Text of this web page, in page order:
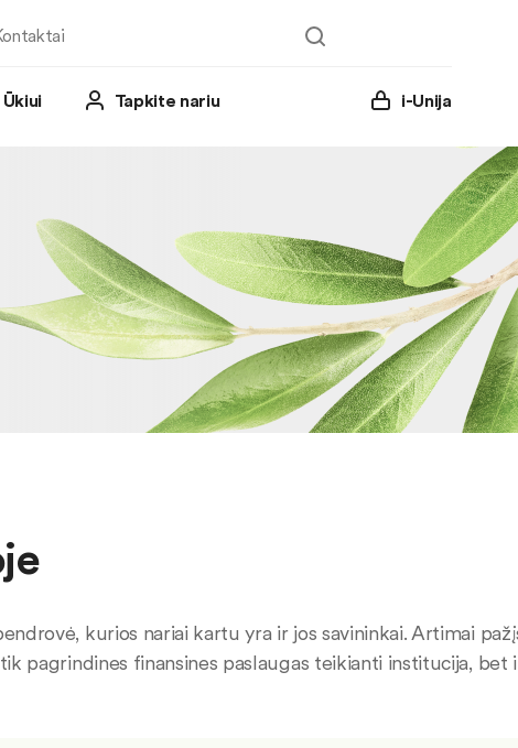
Ūkiui i-Unija
Tapkite nariu
kurios nariai kartu yra ir jos savininkai. Artimai
pagrindines finansines paslaugas teikianti institucija,